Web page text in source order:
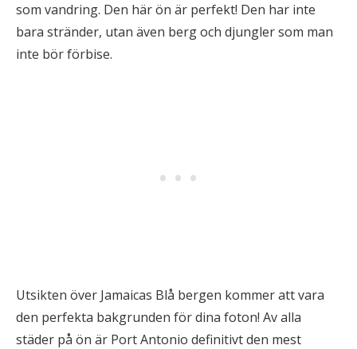
som vandring. Den här ön är perfekt! Den har inte
bara stränder, utan även berg och djungler som man
inte bör förbise.
Utsikten över Jamaicas Blå bergen kommer att vara
den perfekta bakgrunden för dina foton! Av alla
städer på ön är Port Antonio definitivt den mest